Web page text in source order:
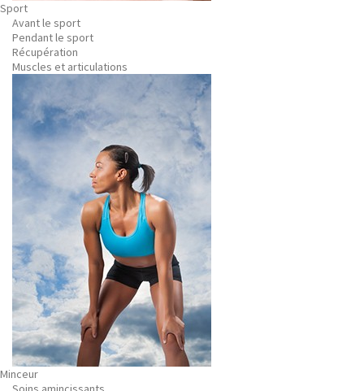
Sport
Avant le sport
Pendant le sport
Récupération
Muscles et articulations
Minceur